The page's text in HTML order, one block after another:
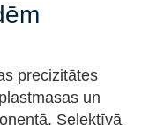
precizitātes
un
Selektīvā